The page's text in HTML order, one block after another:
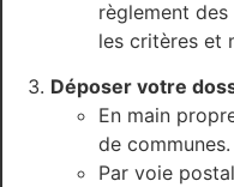
règlement
les critères et
Déposer votre
En main
de communes.
Par voie